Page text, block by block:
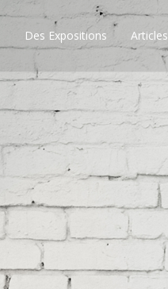
Des Expositions Articles